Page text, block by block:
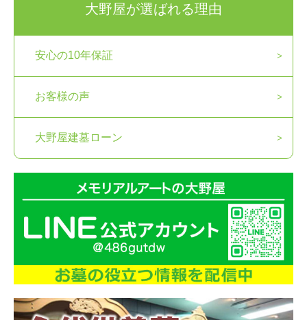
大野屋が選ばれる理由
安心の10年保証
お客様の声
大野屋建墓ローン